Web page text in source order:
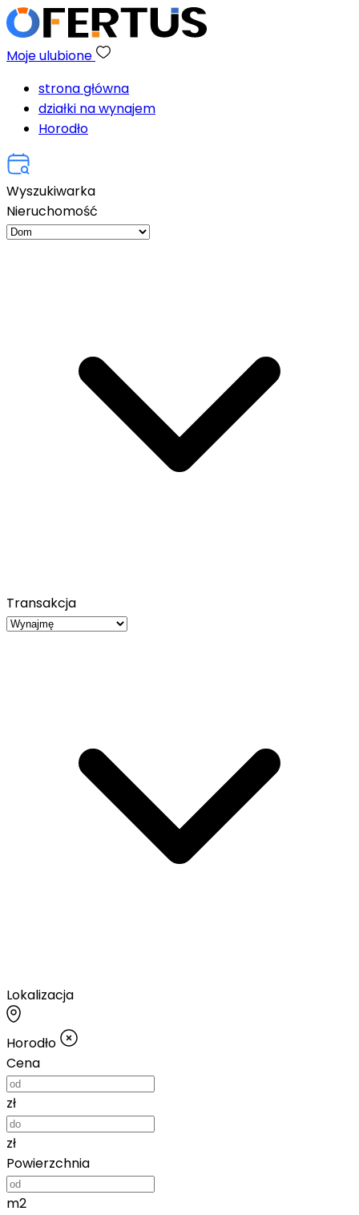
Moje ulubione
strona główna
działki na wynajem
Horodło
Wyszukiwarka
Nieruchomość
Transakcja
Lokalizacja
Horodło
Cena
zł
zł
Powierzchnia
m2